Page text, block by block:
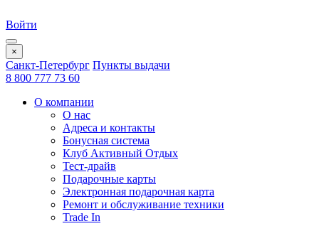
Войти
×
Санкт-Петербург Пункты выдачи
8 800 777 73 60
О компании
О нас
Адреса и контакты
Бонусная система
Клуб Активный Отдых
Тест-драйв
Подарочные карты
Электронная подарочная карта
Ремонт и обслуживание техники
Trade In